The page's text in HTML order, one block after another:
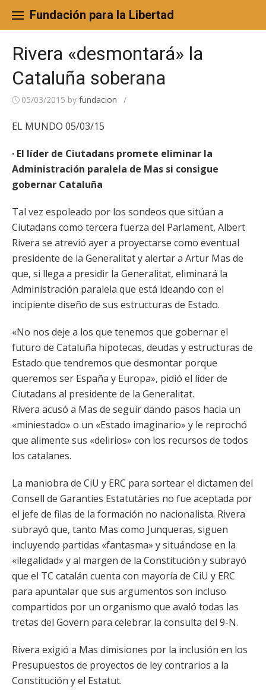
content
Fundación para la Libertad
Rivera «desmontará» la
Cataluña soberana
05/03/2015 by fundacion /
EL MUNDO 05/03/15
· El líder de Ciutadans promete eliminar la
Administración paralela de Mas si consigue
gobernar Cataluña
Tal vez espoleado por los sondeos que sitúan a
Ciutadans como tercera fuerza del Parlament, Albert
Rivera se atrevió ayer a proyectarse como eventual
presidente de la Generalitat y alertar a Artur Mas de
que, si llega a presidir la Generalitat, eliminará la
Administración paralela que está ideando con el
incipiente diseño de sus estructuras de Estado.
«No nos deje a los que tenemos que gobernar el
futuro de Cataluña hipotecas, deudas y estructuras de
Estado que tendremos que desmontar porque
queremos ser España y Europa», pidió el líder de
Ciutadans al presidente de la Generalitat.
Rivera acusó a Mas de seguir dando pasos hacia un
«miniestado» o un «Estado imaginario» y le reprochó
que alimente sus «delirios» con los recursos de todos
los catalanes.
La maniobra de CiU y ERC para sortear el dictamen del
Consell de Garanties Estatutàries no fue aceptada por
el jefe de filas de la formación no nacionalista. Rivera
subrayó que, tanto Mas como Junqueras, siguen
incluyendo partidas «fantasma» y situándose en la
«ilegalidad» y al margen de la Constitución y subrayó
que el TC catalán cuenta con mayoría de CiU y ERC
para apuntalar que sus argumentos son incluso
compartidos por un organismo que avaló todas las
tretas del Govern para celebrar la consulta del 9-N.
Rivera exigió a Mas dimisiones por la inclusión en los
Presupuestos de proyectos de ley contrarios a la
Constitución y el Estatut.